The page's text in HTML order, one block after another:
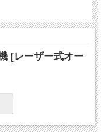
[レーザー式オー